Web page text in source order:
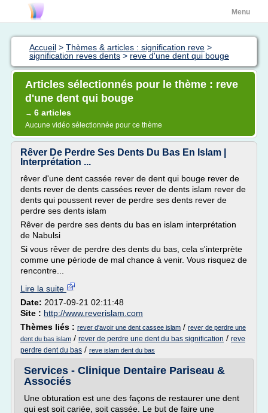
Menu
Accueil > Thèmes & articles : signification reve >
signification reves dents > reve d'une dent qui bouge
Articles sélectionnés pour le thème : reve
d'une dent qui bouge
→ 6 articles
Aucune vidéo sélectionnée pour ce thème
Rêver De Perdre Ses Dents Du Bas En Islam |
Interprétation ...
rêver d'une dent cassée rever de dent qui bouge rever de
dents rever de dents cassées rever de dents islam rever de
dents qui poussent rever de perdre ses dents rever de
perdre ses dents islam
Rêver de perdre ses dents du bas en islam interprétation
de Nabulsi
Si vous rêver de perdre des dents du bas, cela s'interprète
comme une période de mal chance à venir. Vous risquez de
rencontre...
Lire la suite
Date: 2017-09-21 02:11:48
Site : http://www.reverislam.com
Thèmes liés : rever d'avoir une dent cassee islam / rever de perdre une
dent du bas islam / rever de perdre une dent du bas signification / reve
perdre dent du bas / reve islam dent du bas
Services - Clinique Dentaire Pariseau &
Associés
Une obturation est une des façons de restaurer une dent
qui est soit cariée, soit cassée. Le but de faire une